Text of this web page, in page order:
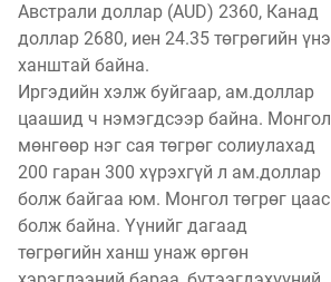
Австрали доллар (AUD) 2360, Канад
доллар 2680, иен 24.35 төгрөгийн үнэ
ханштай байна.
Иргэдийн хэлж буйгаар, ам.доллар
цаашид ч нэмэгдсээр байна. Монгол
мөнгөөр нэг сая төгрөг солиулахад
200 гаран 300 хүрэхгүй л ам.доллар
болж байгаа юм. Монгол төгрөг цаас
болж байна. Үүнийг дагаад
төгрөгийн ханш унаж өргөн